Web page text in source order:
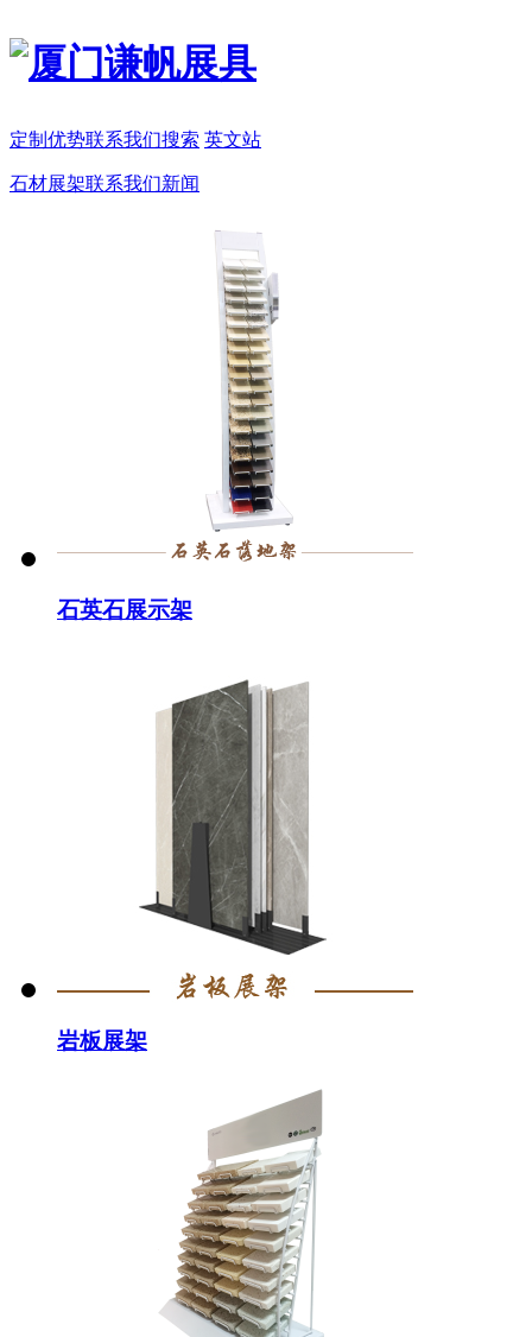
定制 优势联系我们搜索 英文站
石材展架联系我们新闻
石英石展示架
岩板展架